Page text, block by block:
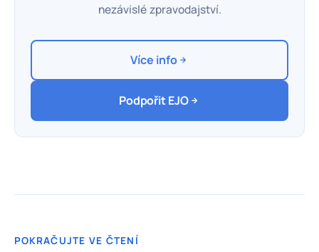
nezávislé zpravodajství.
Více info
Podpořit EJO
POKRAČUJTE VE ČTENÍ